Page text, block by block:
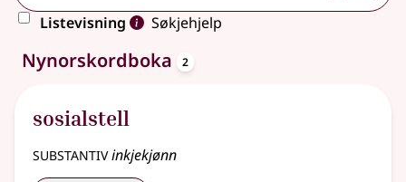
Listevisning
Søkjehjelp
2 treff
Nynorskordboka 2
sosialstell
substantivinkjekjønn